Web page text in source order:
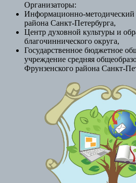
Организаторы:
Информационно-методический
района Санкт-Петербурга,
Центр духовной культуры и
благочиннического округа,
Государственное бюджетное
учреждение средняя
Фрунзенского района Санкт-